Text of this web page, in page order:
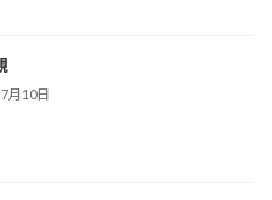
月10日